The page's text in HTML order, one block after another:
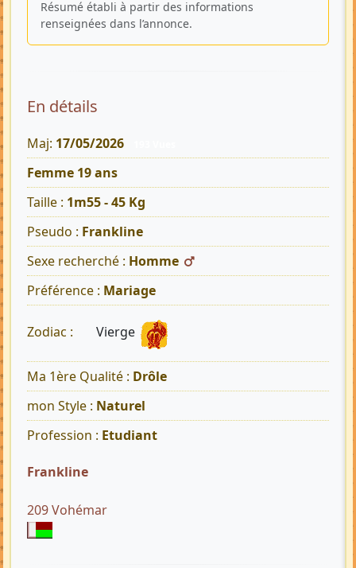
Résumé établi à partir des informations
renseignées dans l’annonce.
En détails
Maj: 17/05/2026
Femme 19 ans
Taille : 1m55 - 45 Kg
Pseudo : Frankline
Sexe recherché : Homme
Préférence : Mariage
Zodiac : Vierge
Ma 1ère Qualité : Drôle
mon Style : Naturel
Profession : Etudiant
Frankline
209 Vohémar